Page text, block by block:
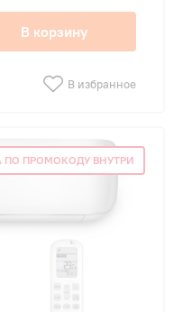
В корзину
В избранное
ПО ПРОМОКОДУ ВНУТРИ